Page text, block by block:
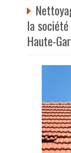
la
Haute-